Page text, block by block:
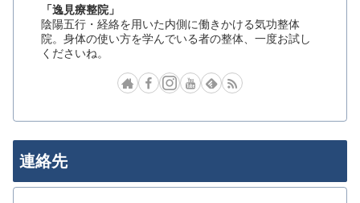
「逸見療整院」
陰陽五行・経絡を用いた内側に働きかける気功整体
院。身体の使い方を学んでいる者の整体、一度お試し
くださいね。
連絡先